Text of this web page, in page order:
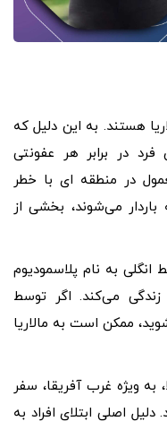
هستند. به این دلیل که
فرد در برابر هر عفونتی
در منطقه ‌ای با خطر
باردار می‌شوند، بخشی از
به نام پلاسمودیوم
می‌کند. اگر توسط
ممکن است به مالاریا
به ویژه غرب آفریقا، سفر
اصلی ابتلای افراد به